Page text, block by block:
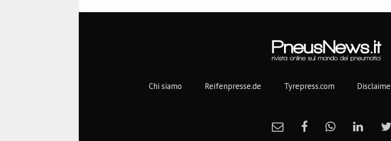
Chi siamo Reifenpresse.de Tyrepress.com